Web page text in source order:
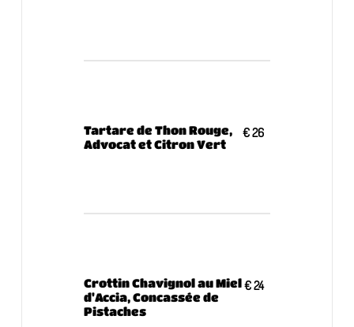
Tartare de Thon Rouge,
Advocat et Citron Vert
€ 26
Crottin Chavignol au Miel
d'Accia, Concassée de
Pistaches
€ 24